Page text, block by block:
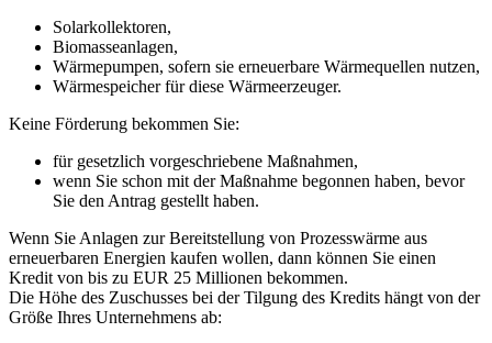
Solarkollektoren,
Biomasseanlagen,
Wärmepumpen, sofern sie erneuerbare Wärmequellen nutzen,
Wärmespeicher für diese Wärmeerzeuger.
Keine Förderung bekommen Sie:
für gesetzlich vorgeschriebene Maßnahmen,
wenn Sie schon mit der Maßnahme begonnen haben, bevor
Sie den Antrag gestellt haben.
Wenn Sie Anlagen zur Bereitstellung von Prozesswärme aus
erneuerbaren Energien kaufen wollen, dann können Sie einen
Kredit von bis zu EUR 25 Millionen bekommen.
Die Höhe des Zuschusses bei der Tilgung des Kredits hängt von der
Größe Ihres Unternehmens ab: